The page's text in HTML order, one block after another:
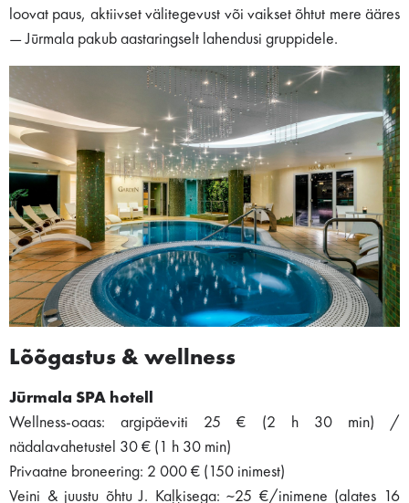
loovat paus, aktiivset välitegevust või vaikset õhtut mere ääres
— Jūrmala pakub aastaringselt lahendusi gruppidele.
Lõõgastus & wellness
Jūrmala SPA hotell
Wellness-oaas: argipäeviti 25 € (2 h 30 min) /
nädalavahetustel 30 € (1 h 30 min)
Privaatne broneering: 2 000 € (150 inimest)
Veini & juustu õhtu J. Kaļķisega: ~25 €/inimene (alates 16